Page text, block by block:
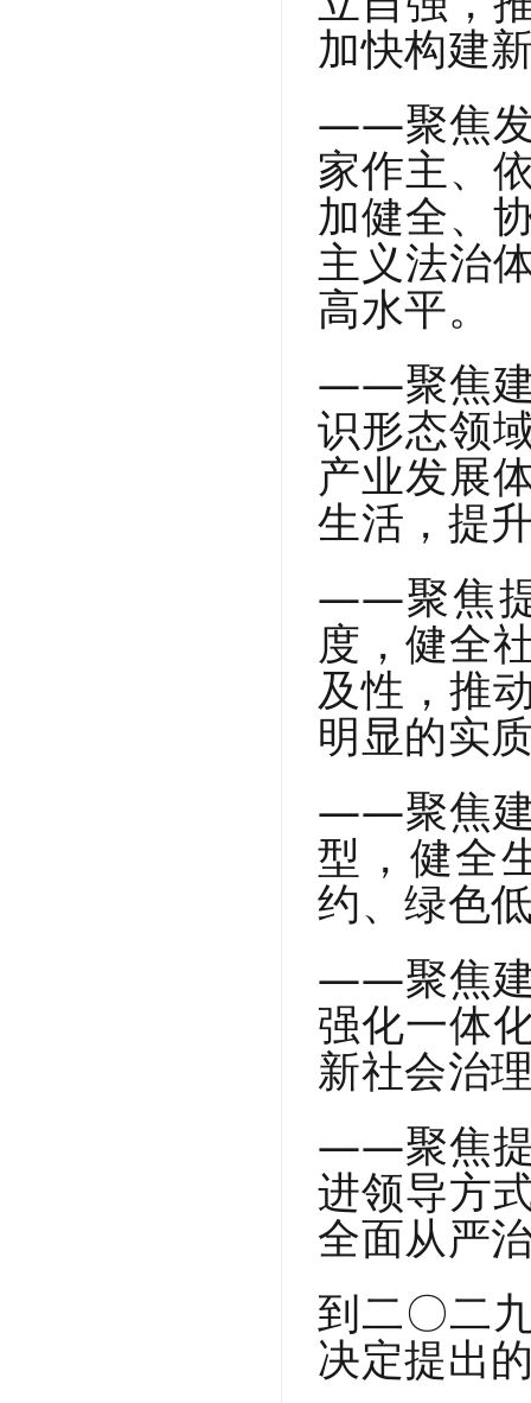
加快构建
——聚焦发
家作主、
加健全、
主义法治
高水平。
——聚焦建
识形态领
产业发展
生活，提
——聚焦提
度，健全
及性，推
明显的实
——聚焦建
型，健全
约、绿色
——聚焦建
强化一体
新社会治
——聚焦提
进领导方
全面从严
到二〇二
决定提出